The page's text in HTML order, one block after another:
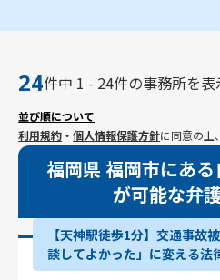
24件中 1 - 24件の事務所を表
並び順について
利用規約 ・個人情報保護方針に同意の上
福岡県 福岡市にあ
が可能な弁
【天神駅徒歩1分】交通事故
談してよかった」に変える法